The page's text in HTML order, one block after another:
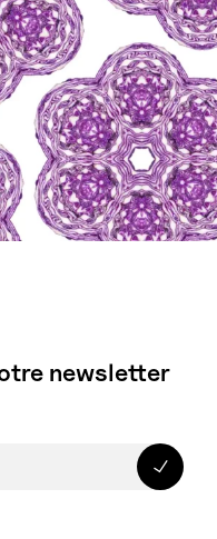
newsletter